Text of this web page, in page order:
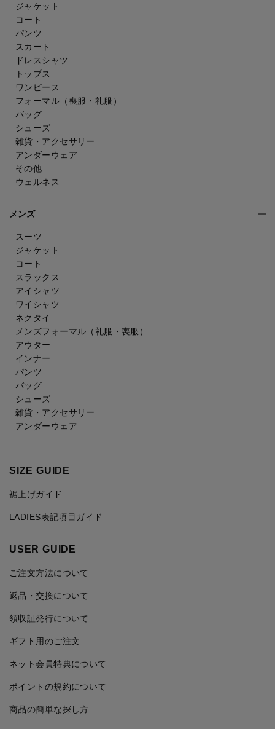
ジャケット
コート
パンツ
スカート
ドレスシャツ
トップス
ワンピース
フォーマル（喪服・礼服）
バッグ
シューズ
雑貨・アクセサリー
アンダーウェア
その他
ウェルネス
メンズ
スーツ
ジャケット
コート
スラックス
アイシャツ
ワイシャツ
ネクタイ
メンズフォーマル （礼服・喪服）
アウター
インナー
パンツ
バッグ
シューズ
雑貨・アクセサリー
アンダーウェア
SIZE GUIDE
裾上げガイド
LADIES表記項目ガイド
USER GUIDE
ご注文方法について
返品・交換について
領収証発行について
ギフト用のご注文
ネット会員特典について
ポイントの規約について
商品の簡単な探し方